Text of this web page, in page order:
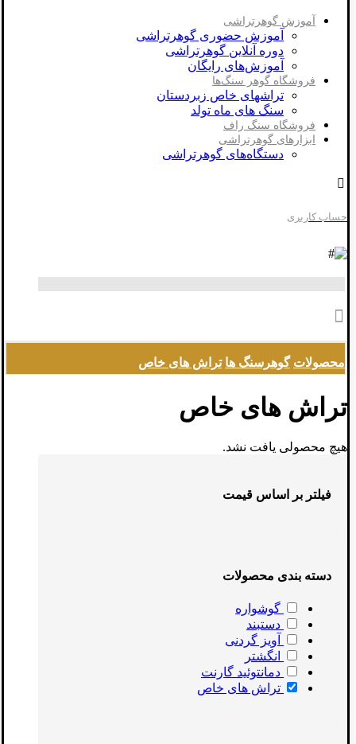
آموزش گوهرتراشی
آموزش حضوری گوهرتراشی
دوره آنلاین گوهرتراشی
آموزش‌های رایگان
فروشگاه گوهر سنگ‌ها
تراشهای خاص زبردستان
سنگ های ماه تولد
فروشگاه سنگ راف
ابزارهای گوهرتراشی
دستگاه‌های گوهرتراشی
حساب کاربری
محصولات گوهرسنگ ها تراش های خاص
تراش های خاص
هیچ محصولی یافت نشد.
فیلتر بر اساس قیمت
دسته بندی محصولات
گوشواره
دستبند
آویز گردنی
انگشتر
دمانتوئید گارنت
تراش های خاص